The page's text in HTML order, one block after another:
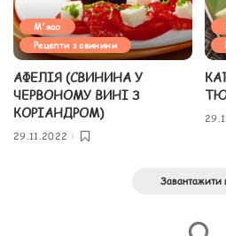
М'ясо
Рецепти з свинини
АФЕЛІЯ (СВИНИНА У
ЧЕРВОНОМУ ВИНІ З
КОРІАНДРОМ)
29.11.2022
Завантажити